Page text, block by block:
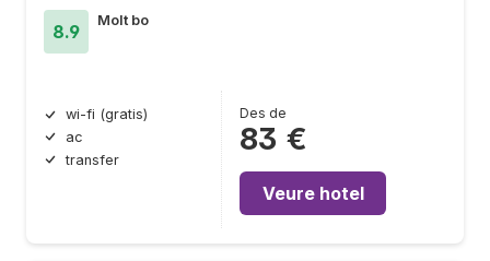
8.9
Molt bo
wi-fi (gratis)
ac
transfer
Des de
83 €
Veure hotel